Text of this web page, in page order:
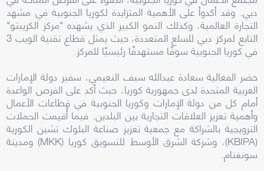
دبي. وقد أكدوأ على الأهمية المتزايدة لكوريا الجنوبية في مشهد
التجارة العالمية، وكذلك النمو الكبير الذي يشهده "مركز الكريبتو"
التابع لمركز دبي للسلع المتعددة، حيث يمثل قطاع تقنية الويب 3
في كوريا الجنوبية سوقًا مستهدفًا رئيسيًا للمركز.
حضر الفعالية سعادة عبدالله سيف النعيمي، سفير دولة الإمارات
العربية المتحدة لدى جمهورية كوريا، حيث أكد على الفرص الواعدة
أمام كل من دولة الإمارات وكوريا الجنوبية في قطاعات الأعمال
وأهمية تعزيز العلاقات التجارية بين البلدين. فيما أُقيمت الحملات
الترويجية بالشراكة مع جمعية تعزيز صناعة البلوك تشين الكورية
(KBIPA)، وشركة الشرق الأوسط للتسويق كوريا (MKK) ومدينة
سونغنام.